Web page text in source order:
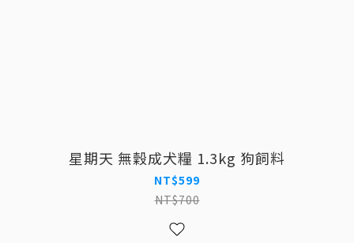
星期天 無穀成犬糧 1.3kg 狗飼料
NT$599
NT$700